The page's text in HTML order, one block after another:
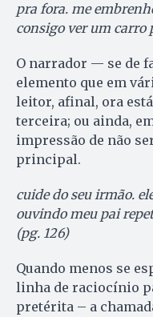
pra fora. me
consigo ver um carro
O narrador — se de
elemento que em
leitor, afinal, ora
terceira; ou ainda,
impressão de não
principal.
cuide do seu irmão.
ouvindo meu pai
(pg. 126)
Quando menos se
linha de raciocínio
pretérita – a